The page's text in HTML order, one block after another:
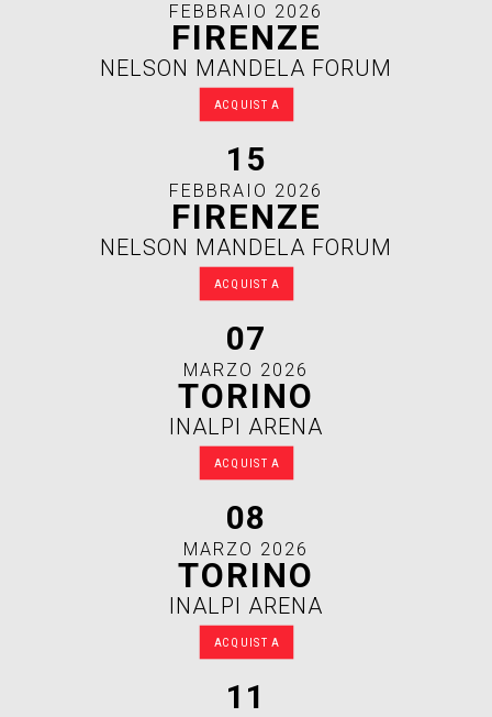
FEBBRAIO 2026
FIRENZE
NELSON MANDELA FORUM
ACQUISTA
15
FEBBRAIO 2026
FIRENZE
NELSON MANDELA FORUM
ACQUISTA
07
MARZO 2026
TORINO
INALPI ARENA
ACQUISTA
08
MARZO 2026
TORINO
INALPI ARENA
ACQUISTA
11